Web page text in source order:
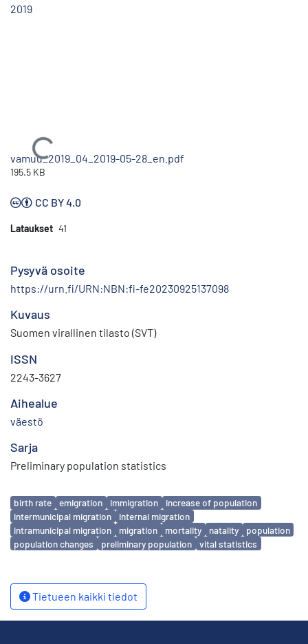
2019
Ladataan...
vamuu_2019_04_2019-05-28_en.pdf
195.5 KB
CC BY 4.0
Lataukset 41
Pysyvä osoite
https://urn.fi/URN:NBN:fi-fe20230925137098
Kuvaus
Suomen virallinen tilasto (SVT)
ISSN
2243-3627
Aihealue
väestö
Sarja
Preliminary population statistics
Avainsanat
birth rate emigration immigration
increase of population
intermunicipal migration
internal migration
intramunicipal migration
migration mortality natality
population
population changes
preliminary population vital statistics
Tietueen kaikki tiedot